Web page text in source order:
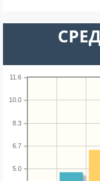
5.0
6.7
8.3
10.0
11.6